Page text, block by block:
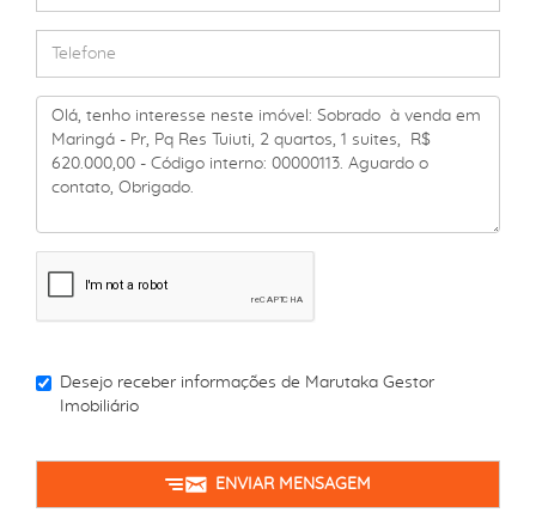
Desejo receber informações de Marutaka Gestor
Imobiliário
ENVIAR MENSAGEM